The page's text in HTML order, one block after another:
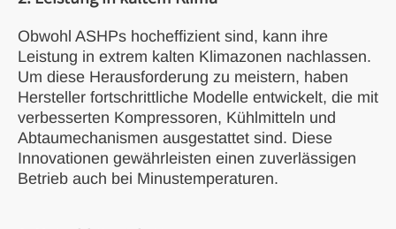
Obwohl ASHPs hocheffizient sind, kann ihre
Leistung in extrem kalten Klimazonen nachlassen.
Um diese Herausforderung zu meistern, haben
Hersteller fortschrittliche Modelle entwickelt, die mit
verbesserten Kompressoren, Kühlmitteln und
Abtaumechanismen ausgestattet sind. Diese
Innovationen gewährleisten einen zuverlässigen
Betrieb auch bei Minustemperaturen.